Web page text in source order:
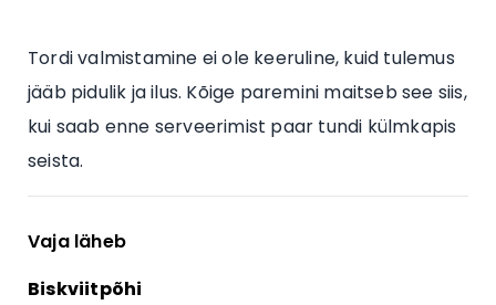
Tordi valmistamine ei ole keeruline, kuid tulemus
jääb pidulik ja ilus. Kõige paremini maitseb see siis,
kui saab enne serveerimist paar tundi külmkapis
seista.
Vaja läheb
Biskviitpõhi